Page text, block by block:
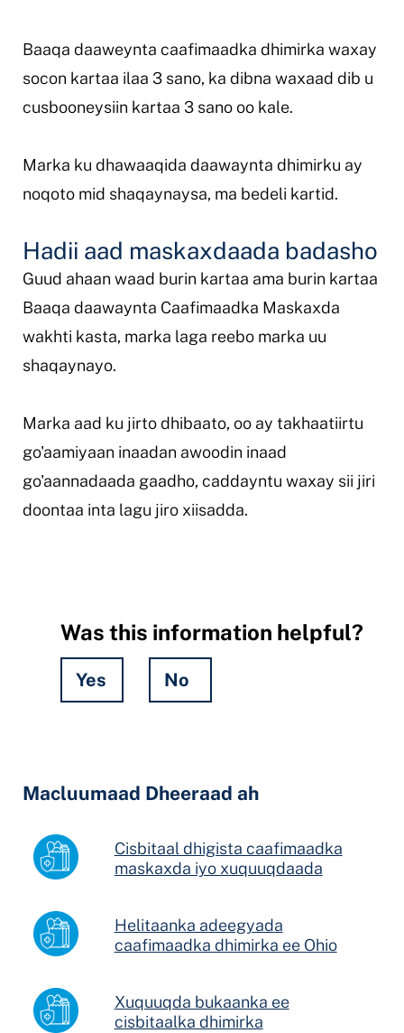
Baaqa daaweynta caafimaadka dhimirka waxay
socon kartaa ilaa 3 sano, ka dibna waxaad dib u
cusbooneysiin kartaa 3 sano oo kale.
Marka ku dhawaaqida daawaynta dhimirku ay
noqoto mid shaqaynaysa, ma bedeli kartid.
Hadii aad maskaxdaada badasho
Guud ahaan waad burin kartaa ama burin kartaa
Baaqa daawaynta Caafimaadka Maskaxda
wakhti kasta, marka laga reebo marka uu
shaqaynayo.
Marka aad ku jirto dhibaato, oo ay takhaatiirtu
go'aamiyaan inaadan awoodin inaad
go'aannadaada gaadho, caddayntu waxay sii jiri
doontaa inta lagu jiro xiisadda.
Was this information helpful?
Yes No
Macluumaad Dheeraad ah
Cisbitaal dhigista caafimaadka
maskaxda iyo xuquuqdaada
Helitaanka adeegyada
caafimaadka dhimirka ee Ohio
Xuquuqda bukaanka ee
cisbitaalka dhimirka